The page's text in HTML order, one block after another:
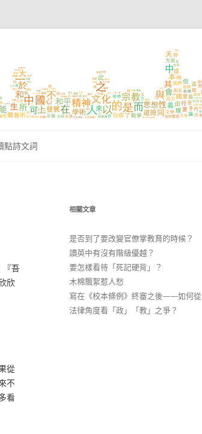
點詩文詞
吾
欣
從
不
看
相關文章
是否到了要改變官僚掌教育的時候？
讀英中有沒有階級優越？
要怎樣看待「死記硬背」？
木棉飄絮惹人愁
寫在《校本條例》終審之後——如何從
法律角度看「政」「教」之爭？